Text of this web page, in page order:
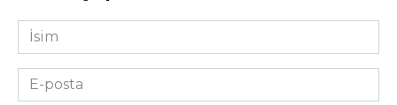
İsim
*
E-
posta